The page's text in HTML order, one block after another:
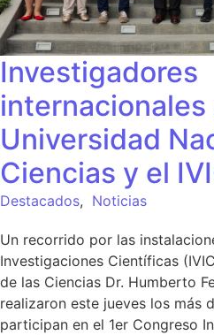
Investigadores
internacionales
Universidad
Ciencias y el
Destacados, Noticias
Un recorrido por las
Investigaciones Científicas
de las Ciencias Dr. Humberto
realizaron este jueves los más
participan en el 1er Congreso